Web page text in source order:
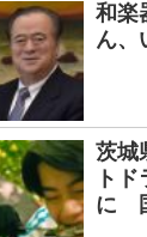
和楽
ん、
茨城
ト
に